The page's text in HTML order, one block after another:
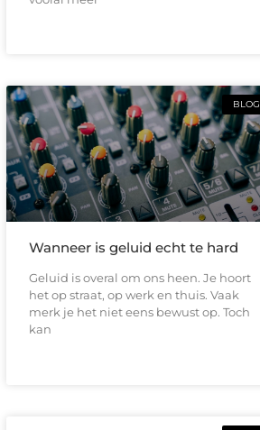
BLOG
Wanneer is geluid echt te hard
Geluid is overal om ons heen. Je hoort
het op straat, op werk en thuis. Vaak
merk je het niet eens bewust op. Toch
kan